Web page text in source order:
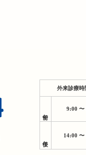
外来診療時
9:00 〜
14:00 〜